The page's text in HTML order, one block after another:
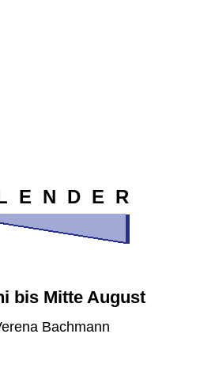
E N D E R
bis Mitte August
Bachmann